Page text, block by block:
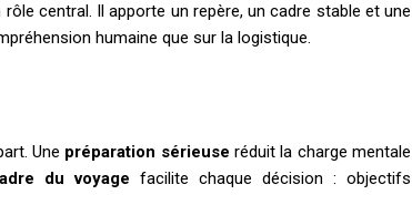
central. Il apporte un repère, un cadre stable et une
humaine que sur la logistique.
Une préparation sérieuse réduit la charge mentale
du voyage facilite chaque décision : objectifs